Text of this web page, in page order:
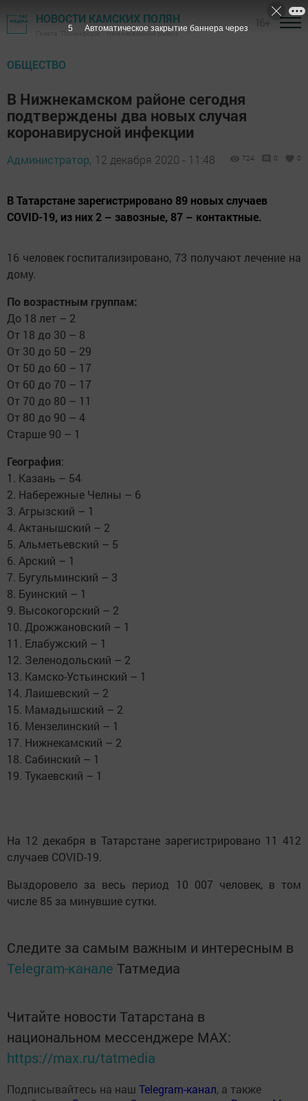
НОВОСТИ КАМСКИХ ПОЛЯН
Газета "Посинформ" - Нижнекамский район
ОБЩЕСТВО
В Нижнекамском районе сегодня
подтверждены два новых случая
коронавирусной инфекции
Администратор, 12 декабря 2020 - 11:48 724 0 0
В Татарстане зарегистрировано 89 новых случаев
COVID-19, из них 2 – завозные, 87 – контактные.
16 человек госпитализировано, 73 получают лечение на
дому.
По возрастным группам:
До 18 лет – 2
От 18 до 30 – 8
От 30 до 50 – 29
От 50 до 60 – 17
От 60 до 70 – 17
От 70 до 80 – 11
От 80 до 90 – 4
Старше 90 – 1
География:
1. Казань – 54
2. Набережные Челны – 6
3. Агрызский – 1
4. Актанышский – 2
5. Альметьевский – 5
6. Арский – 1
7. Бугульминский – 3
8. Буинский – 1
9. Высокогорский – 2
10. Дрожжановский – 1
11. Елабужский – 1
12. Зеленодольский – 2
13. Камско-Устьинский – 1
14. Лаишевский – 2
15. Мамадышский – 2
16. Мензелинский – 1
17. Нижнекамский – 2
18. Сабинский – 1
19. Тукаевский – 1
На 12 декабря в Татарстане зарегистрировано 11 412
случаев COVID-19.
Выздоровело за весь период 10 007 человек, в том
числе 85 за минувшие сутки.
Следите за самым важным и интересным в
Telegram-канале Татмедиа
Читайте новости Татарстана в
национальном мессенджере MАХ:
https://max.ru/tatmedia
Подписывайтесь на наш Telegram-канал, а также
4 Автоматическое закрытие баннера через